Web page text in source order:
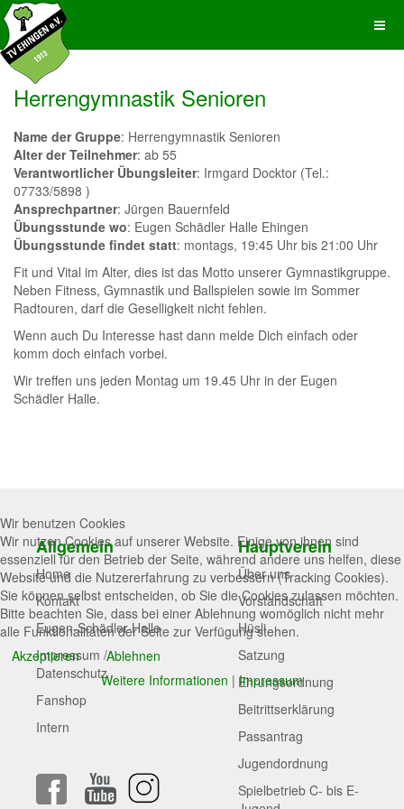
Herrengymnastik Senioren
Name der Gruppe: Herrengymnastik Senioren
Alter der Teilnehmer: ab 55
Verantwortlicher Übungsleiter: Irmgard Docktor (Tel.:
07733/5898 )
Ansprechpartner: Jürgen Bauernfeld
Übungsstunde wo: Eugen Schädler Halle Ehingen
Übungsstunde findet statt: montags, 19:45 Uhr bis 21:00 Uhr
Fit und Vital im Alter, dies ist das Motto unserer Gymnastikgruppe.
Neben Fitness, Gymnastik und Ballspielen sowie im Sommer
Radtouren, darf die Geselligkeit nicht fehlen.
Wenn auch Du Interesse hast dann melde Dich einfach oder
komm doch einfach vorbei.
Wir treffen uns jeden Montag um 19.45 Uhr in der Eugen
Schädler Halle.
Allgemein
Home
Kontakt
Eugen-Schädler-Halle
Impressum /
Datenschutz
Fanshop
Intern
Hauptverein
Über uns
Vorstandschaft
Hüsli
Satzung
Ehrungsordnung
Beitrittserklärung
Passantrag
Jugendordnung
Spielbetrieb C- bis E-
Wir benutzen Cookies
Wir nutzen Cookies auf unserer Website. Einige von ihnen sind
essenziell für den Betrieb der Seite, während andere uns helfen, diese
Website und die Nutzererfahrung zu verbessern (Tracking Cookies).
Sie können selbst entscheiden, ob Sie die Cookies zulassen möchten.
Bitte beachten Sie, dass bei einer Ablehnung womöglich nicht mehr
alle Funktionalitäten der Seite zur Verfügung stehen.
Akzeptieren
Ablehnen
Weitere Informationen | Impressum